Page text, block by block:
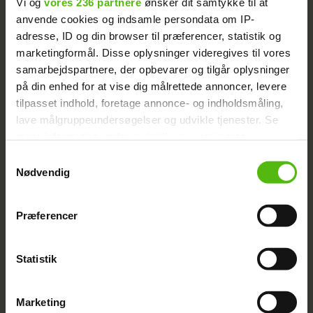
anvende cookies og indsamle persondata om IP-
adresse, ID og din browser til præferencer, statistik og
marketingformål. Disse oplysninger videregives til vores
samarbejdspartnere, der opbevarer og tilgår oplysninger
på din enhed for at vise dig målrettede annoncer, levere
tilpasset indhold, foretage annonce- og indholdsmåling,
lave målgruppeundersøgelser og udvikle tjenester. Se
tilbage eller ændre indstillinger fra vores
"Cookiedeklaration", eller ved at trykke på "Privacy
Vi ønsker dit samtykke til at indsamle og bruge data for
indhold til dig.
Nødvendig
Præferencer
Statistik
Marketing
igen, konstaterer Michella.
Den smukke stripper har det fint med at
være single, og vil fremadrettet
koncentrere sig om sit arbejde samt sine
venner og familie.